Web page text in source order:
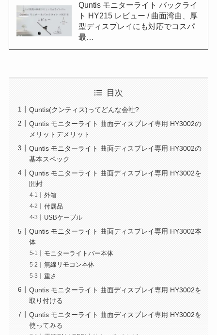
Quntis モニターライト バックライ
ト HY215 レビュー / 曲面湾曲、厚
型ディスプレイにも対応でコスパ
最…
目次
Quntis(クンティス)ってどんな会社?
Quntis モニターライト 曲面ディスプレイ専用 HY3002の
メリットデメリット
Quntis モニターライト 曲面ディスプレイ専用 HY3002の
基本スペック
Quntis モニターライト 曲面ディスプレイ専用 HY3002を
開封
外箱
付属品
USBケーブル
Quntis モニターライト 曲面ディスプレイ専用 HY3002本
体
モニターライトバー本体
無線リモコン本体
重さ
Quntis モニターライト 曲面ディスプレイ専用 HY3002を
取り付ける
Quntis モニターライト 曲面ディスプレイ専用 HY3002を
使ってみる